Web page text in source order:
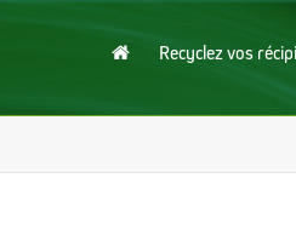
Recyclez vos